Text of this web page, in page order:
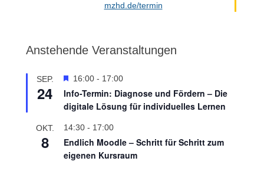
mzhd.de/termin
Anstehende Veranstaltungen
SEP.
24
H
e
v
o
g
e
16:00 - 17:00
Info-Termin: Diagnose und Fördern – Die
digitale Lösung für individuelles Lernen
OKT.
8
14:30 - 17:00
Endlich Moodle – Schritt für Schritt zum
eigenen Kursraum